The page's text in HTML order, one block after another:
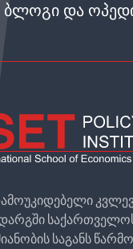
ᲑᲚᲝᲒᲘ ᲓᲐ
საგანს